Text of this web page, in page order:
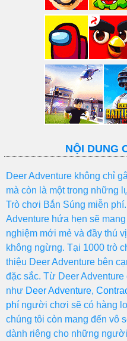
NỘI DUNG
Deer Adventure không chỉ
mà còn là một trong những
Trò chơi Bắn Súng miễn
Adventure hứa hẹn sẽ
nghiệm mới mẻ và đầy thú
không ngừng. Tại 1000 trò
thiệu Deer Adventure bên
đặc sắc. Từ Deer
như Deer Adventure,
phí người chơi sẽ có hàng
chúng tôi còn mang đến vô
dành riêng cho những